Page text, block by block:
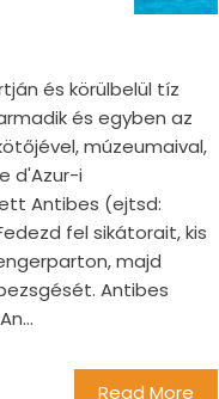
és körülbelül tíz
és egyben az
múzeumaival,
d'Azur-i
Antibes (ejtsd:
fel sikátorait, kis
majd
Antibes
Read More